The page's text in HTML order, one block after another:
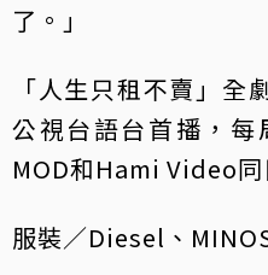
了。」
「人生只租不賣」全
公視台語台首播，每
MOD和Hami Video同
服裝／Diesel、